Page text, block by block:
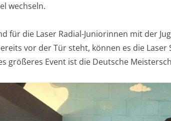
wechseln.
für die Laser Radial-Juniorinnen mit der
vor der Tür steht, können es die
größeres Event ist die Deutsche